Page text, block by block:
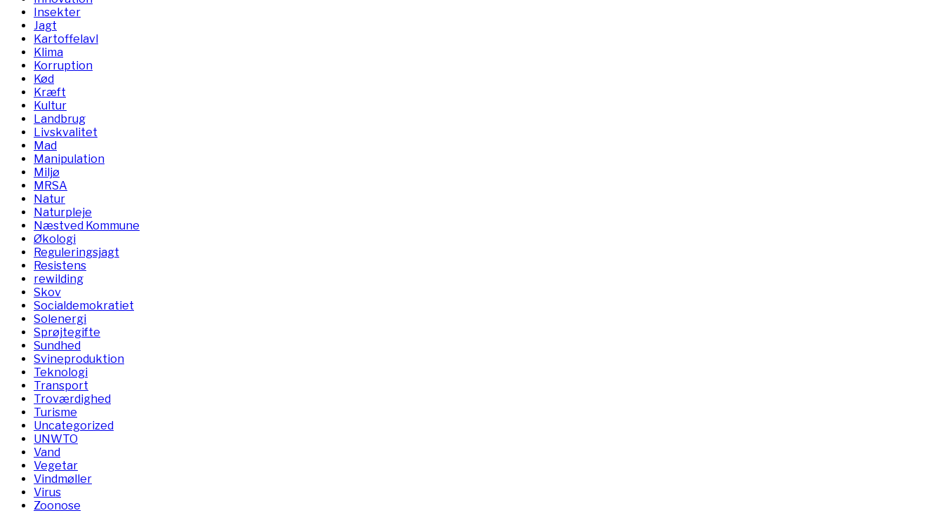
Insekter
Jagt
Kartoffelavl
Klima
Korruption
Kød
Kræft
Kultur
Landbrug
Livskvalitet
Mad
Manipulation
Miljø
MRSA
Natur
Naturpleje
Næstved Kommune
Økologi
Reguleringsjagt
Resistens
rewilding
Skov
Socialdemokratiet
Solenergi
Sprøjtegifte
Sundhed
Svineproduktion
Teknologi
Transport
Troværdighed
Turisme
Uncategorized
UNWTO
Vand
Vegetar
Vindmøller
Virus
Zoonose